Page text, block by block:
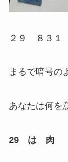
２９ ８３１
まるで暗号の
あなたは何を
29 は 肉